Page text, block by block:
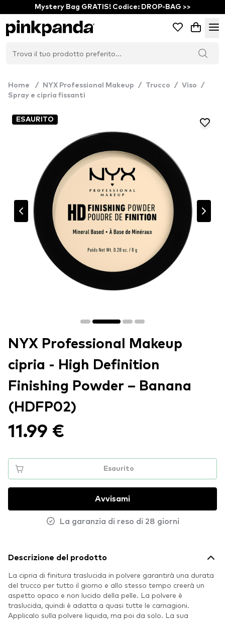
Mystery Bag GRATIS! Codice: DROP-BAG >>
Home / NYX Professional Makeup / Trucco / Viso
/
Spray e cipria fissanti
ESAURITO
NYX Professional Makeup
cipria - High Definition
Finishing Powder – Banana
(HDFP02)
11.99 €
Esaurito
Avvisami
La garanzia di reso di 28 giorni
Descrizione del prodotto
La cipria di finitura traslucida in polvere garantirà una durata
del trucco per tutto il giorno e allo stesso tempo creerà un
aspetto opaco e non lucido della pelle. La polvere è
traslucida, quindi è adatta a quasi tutte le carnagioni.
Applicalo sulla polvere liquida, ma poi da solo. La sua